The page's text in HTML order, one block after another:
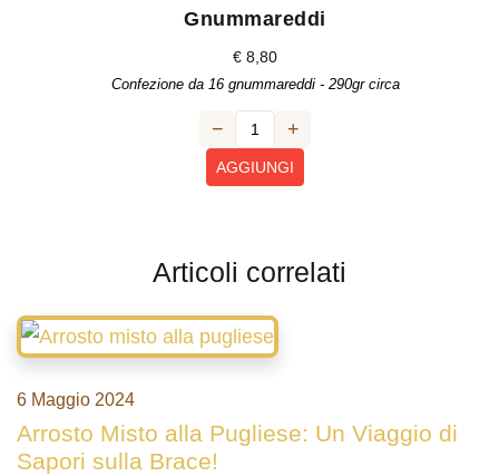
Gnummareddi
€ 8,80
Confezione da 16 gnummareddi - 290gr circa
− +
AGGIUNGI
Articoli correlati
6 Maggio 2024
Arrosto Misto alla Pugliese: Un Viaggio di
Sapori sulla Brace!